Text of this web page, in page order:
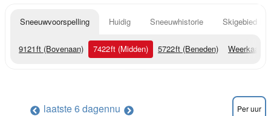
Sneeuwvoorspelling Huidig Sneeuwhistorie Skigebied
9121ft (Bovenaan) 7422ft (Midden) 5722ft (Beneden)
laatste 6 dagennu Per uur